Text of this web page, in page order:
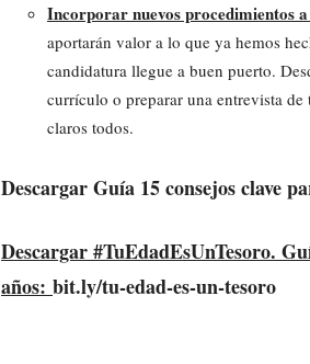
Incorporar nuevos procedimientos
aportarán valor a lo que ya hemos
candidatura llegue a buen puerto.
currículo o preparar una entrevista
claros todos.
Descargar Guía 15 consejos clave
Descargar #TuEdadEsUnTesoro.
años: bit.ly/tu-edad-es-un-tesoro